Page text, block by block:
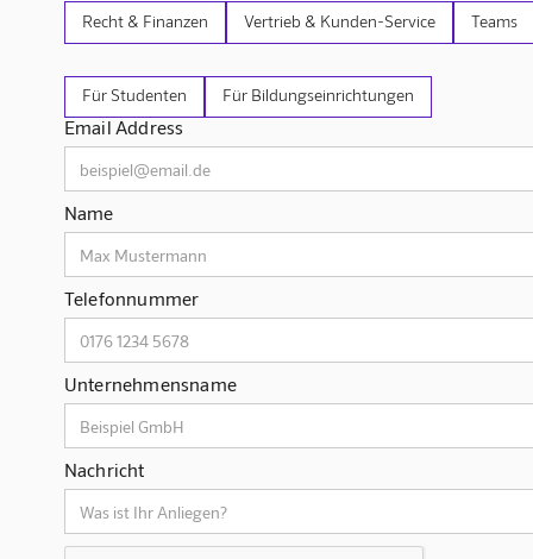
Recht & Finanzen Vertrieb & Kunden-Service Teams
Für Studenten Für Bildungseinrichtungen
Email Address
Name
Telefonnummer
Unternehmensname
Nachricht